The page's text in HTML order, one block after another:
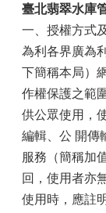
臺北翡翠水庫
一、授權方式
為利各界廣為
下簡稱本局）
作權保護之範
供公眾使用，
編輯、公 開傳
服務（簡稱加
回，使用者亦
使用時，應註